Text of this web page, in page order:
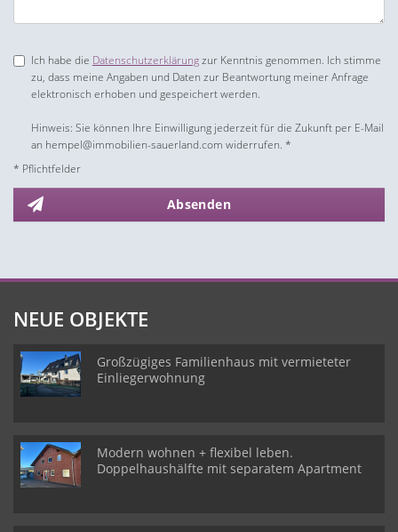
Ich habe die Datenschutzerklärungzur Kenntnis genommen. Ich stimme
zu, dass meine Angaben und Daten zur Beantwortung meiner Anfrage
elektronisch erhoben und gespeichert werden.
Hinweis: Sie können Ihre Einwilligung jederzeit für die Zukunft per E-Mail
an hempel@immobilien-sauerland.com widerrufen. *
* Pflichtfelder
Absenden
NEUE OBJEKTE
Großzügiges Familienhaus mit vermieteter
Einliegerwohnung
Modern wohnen + flexibel leben.
Doppelhaushälfte mit separatem Apartment